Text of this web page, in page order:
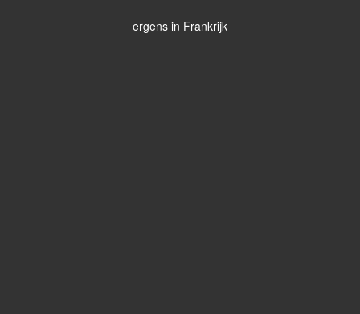
ergens in Frankrijk